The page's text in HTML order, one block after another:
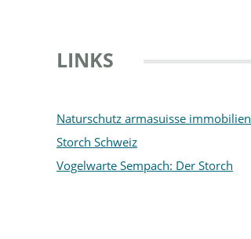
LINKS
Naturschutz armasuisse immobilien
Storch Schweiz
Vogelwarte Sempach: Der Storch